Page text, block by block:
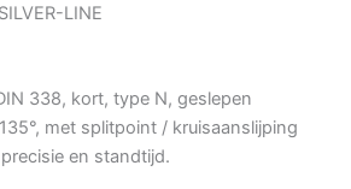
LINE
338, kort, type N, geslepen
met splitpoint / kruisaanslijping
en standtijd.